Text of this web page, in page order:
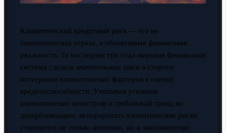
Климатический кредитный риск — это не
гипотетическая угроза, а объективная финансовая
реальность. За последние три года мировая финансовая
система сделала значительные шаги в сторону
интеграции климатических факторов в оценку
кредитоспособности. Учитывая усиление
климатических катастроф и глобальный тренд на
декарбонизацию, игнорировать климатические риски
становится не только неэтично, но и экономически